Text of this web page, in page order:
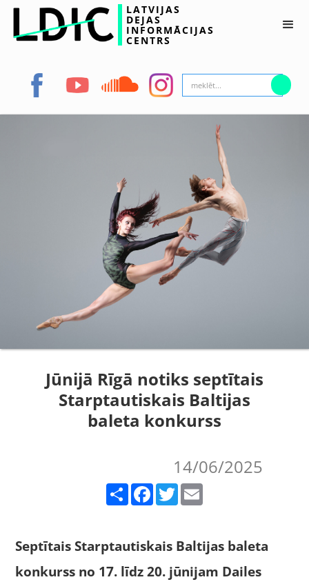
LATVIJAS
DEJAS
INFORMĀCIJAS
CENTRS
Jūnijā Rīgā notiks septītais
Starptautiskais Baltijas
baleta konkurss
14/06/2025
Share Facebook Twitter
Septītais Starptautiskais Baltijas baleta
konkurss no 17. līdz 20. jūnijam Dailes